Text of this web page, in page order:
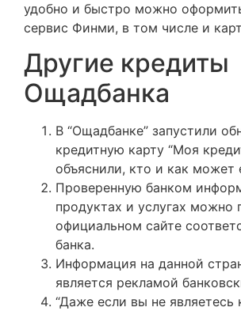
удобно и быстро можно
сервис Финми, в том числе и
Другие кредиты
Ощадбанка
В “Ощадбанке” запустили
кредитную карту “Моя
объяснили, кто и как может
Проверенную банком
продуктах и услугах можно
официальном сайте
банка.
Информация на данной
является рекламой
“Даже если вы не являетесь